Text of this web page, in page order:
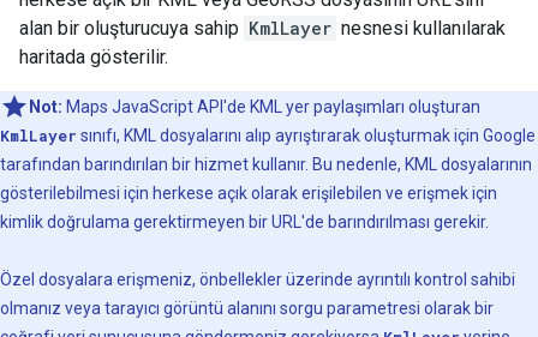
alan bir oluşturucuya sahip KmlLayer nesnesi kullanılarak
haritada gösterilir.
Not: Maps JavaScript API'de KML yer paylaşımları oluşturan
KmlLayer sınıfı, KML dosyalarını alıp ayrıştırarak oluşturmak için Google
tarafından barındırılan bir hizmet kullanır. Bu nedenle, KML dosyalarının
gösterilebilmesi için herkese açık olarak erişilebilen ve erişmek için
kimlik doğrulama gerektirmeyen bir URL'de barındırılması gerekir.
Özel dosyalara erişmeniz, önbellekler üzerinde ayrıntılı kontrol sahibi
olmanız veya tarayıcı görüntü alanını sorgu parametresi olarak bir